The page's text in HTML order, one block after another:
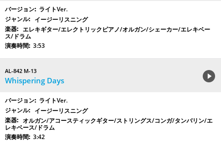
ライトVer.
イージーリスニング
エレキギター/エレクトリックピアノ/オルガン/シェーカー/エレキベー
ス/ドラム
3:53
AL-842 M-13
Whispering Days
ライトVer.
イージーリスニング
オルガン/アコースティックギター/ストリングス/コンガ/タンバリン/エ
レキベース/ドラム
3:42